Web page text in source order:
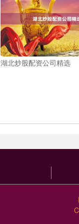
湖北炒股配资公司精选